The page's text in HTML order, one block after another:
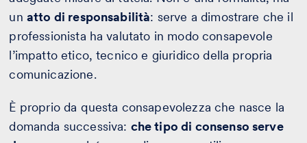
un atto di responsabilità: serve a dimostrare che il
professionista ha valutato in modo consapevole
l’impatto etico, tecnico e giuridico della propria
comunicazione.
È proprio da questa consapevolezza che nasce la
domanda successiva: che tipo di consenso serve